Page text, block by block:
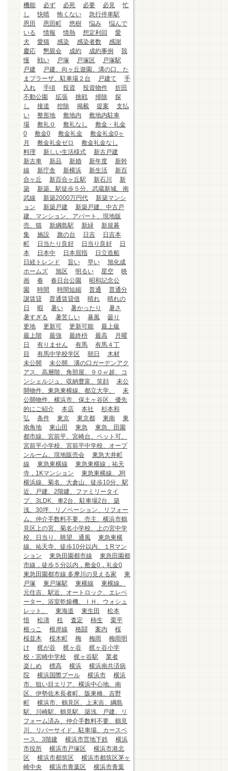
機能
必ず 必死 必要 必見
忙
し
快晴 怖くない
急行停車駅
恩田
恩田町 悠樹 悩み
悩んで
いる
情報 情熱 想定利回
愛
犬
愛猫 感染 感染者数
感謝
慶応
懇親会 成約 成約事例
我
慢
戦い 戸塚 戸塚区
戸塚駅
戸建
戸建、向ヶ丘遊園、溝の口、た
まプラーザ、駐車場２台
戸建て
手
入れ
手頃 投資 投資物件
折田
不動公園
拡張 挑戦 掃除
探
し
接道 控除 掲載 提案
支払
い
整形地 敷地内
敷地内駐車
場
敷礼０ 敷礼なし
敷金・礼金
0
敷金0 敷金礼金
敷金礼金0ヶ
月
敷金礼金ゼロ
敷金礼金なし
料理
新しい生活様式
新古戸建
新古車
新品 新婚 新年度
新幹
線
新庁舎 新横浜 新生活
新百
合ヶ丘
新百合ヶ丘駅 新石川
新
築
新築、駅徒歩５分、武蔵新城、南
武線
新築2000万円代
新築マンシ
ョン
新築戸建
新築戸建、中古戸
建、マンション、アパート、現地販
売、猫
新綱島駅 新緑
新規募
集
施設 旗の台 日吉
日吉本
町
日当たり良好 日当り良好
日
本
日本中 日本屈指
日立造船
日経トレンド
旨い 早い
旭化成
ホームズ
旭区 明るい 星空
映
画
春 春日台公園
昭和記念公
園
時間 時間短縮 普通
普通分
譲賃貸
普通賃貸借 晴れ
晴れの
日
暇 暑い 暑かったり
暑さ
暑すぎる
暑苦しい 暴風
曇り
更地
更新可 更新可能
最上級
最上階
最強 最終枡 最高
月曜
日
有りません 有馬
有馬４丁
目
有馬中学校学区 朝日
木材
未公開
未公開、溝の口ガーデンアク
アス、高層階、角部屋、９０㎡超、コ
ンシェルジュ、収納豊富、笑顔
未公
開物件、東急東横線、都立大学、
未
公開物件、横浜市、保土ヶ谷区、優先
的にご紹介
本店 本社
杉本和
弘
条件 東京 東京都 東南
東
南角地
東山田 東急
東急、田園
都市線、宮前平、宮崎台、ペット可、
宮前平小学校、宮前平中学校、オープ
ンルーム、現地販売会
東急大井町
線
東急東横線
東急東横線，祐天
寺，1Kマンション
東急東横線、JR
横浜線、菊名、大倉山、徒歩10分、駅
近、戸建、2階建、ファミリータイ
プ、3LDK、車2台、駐車場2台、築
浅、30坪、リノベーション、リフォー
ム、仲介手数料不要、売主、横浜市鶴
見区上の宮、菊名小学校、上の宮中学
校、日当り、眺望、通風
東急東横
線、祐天寺、徒歩10分以内、１Rマン
ション
東急田園都市線
東急田園都
市線，徒歩５分以内，敷金0，礼金0
東急田園都市線.多摩川の見える家
東
戸塚
東戸塚駅 東横線
東横線、
元住吉、駅近、オートロック、エレベ
ーター、浴室乾燥機、ＩＨ、ウォシュ
レット、
東海道 東生田
松本
悟
松濤 柱 査定 柿生
栗平
根っこ
根岸線 格闘 案内
桜
桜並木
桜木町 梅 梅雨
梅雨明
け
梶が谷 梶ヶ谷
梶ヶ谷小学
校・宮崎中学校
梶ヶ谷駅
業者
楽しめ
標高 横浜
横浜南共済病
院
横浜国際プール 横浜市
横浜
市、狙い目エリア、横浜中心地、南
区、伊勢佐木長者町、阪東橋、吉野
町
横浜市、鶴見区、上末吉、綱島
駅、川崎駅、鶴見駅、築浅、戸建、リ
フォーム済み、仲介手数料不要、鶴見
川、リバーサイド、駐車場、カースペ
ース、3階建
横浜市営地下鉄
横浜
市役所
横浜市戸塚区
横浜市港北
区
横浜市都筑区
横浜市都筑区茅ヶ
崎中央
横浜市青葉区
横浜市青葉